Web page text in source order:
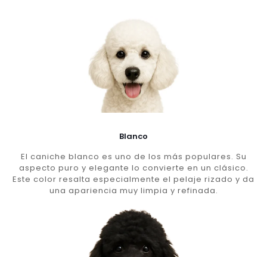
Blanco
El caniche blanco es uno de los más populares. Su
aspecto puro y elegante lo convierte en un clásico.
Este color resalta especialmente el pelaje rizado y da
una apariencia muy limpia y refinada.